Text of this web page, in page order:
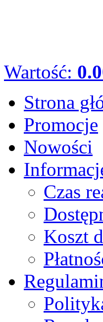
Wartość:
Strona
Promocje
Nowości
Czas
Koszt